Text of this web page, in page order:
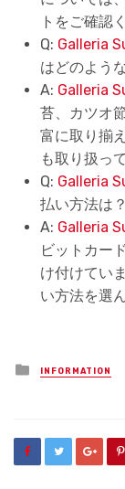
トをご確認
Q: Galleria
はどのよう
A: Galleria
苔、カツオ
富に取り揃
も取り扱っ
Q: Galleria
払い方法は？
A: Galleria
ビットカー
け付けてい
い方法を選
Posted
in
INFORMATION